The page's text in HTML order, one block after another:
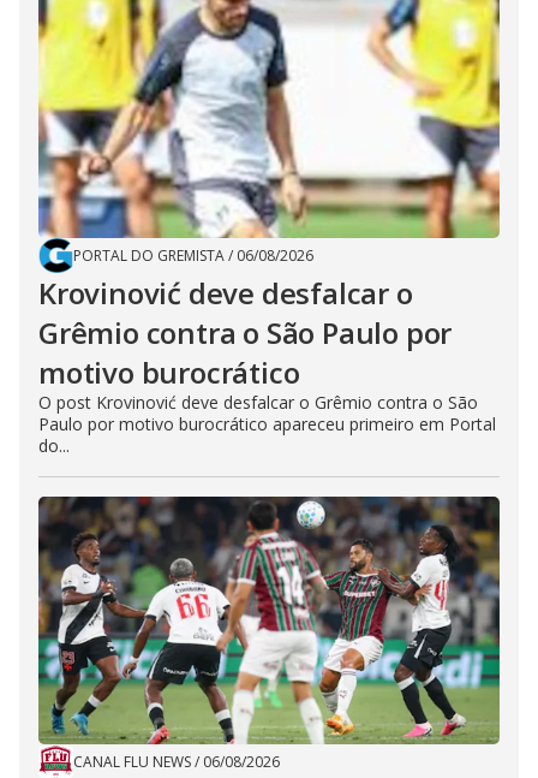
PORTAL DO GREMISTA/ 06/08/2026
Krovinović deve desfalcar o
Grêmio contra o São Paulo por
motivo burocrático
O post Krovinović deve desfalcar o Grêmio contra o São
Paulo por motivo burocrático apareceu primeiro em Portal
do...
CANAL FLU NEWS/ 06/08/2026